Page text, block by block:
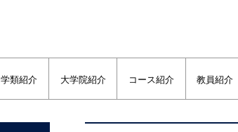
学類紹介 大学院紹介 コース紹介 教員紹介